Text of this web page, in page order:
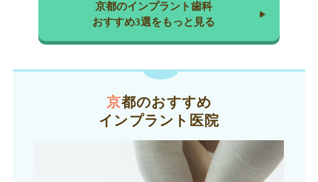
京都のインプラント歯科
おすすめ3選をもっと見る
京都のおすすめ
インプラント医院